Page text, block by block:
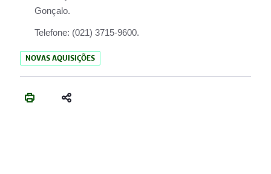
Gonçalo.
Telefone: (021) 3715-9600.
NOVAS AQUISIÇÕES